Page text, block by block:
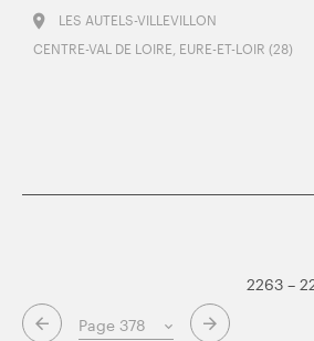
LES AUTELS-VILLEVILLON
CENTRE-VAL DE LOIRE, EURE-ET-LOIR (28)
Page suivante
2263 –